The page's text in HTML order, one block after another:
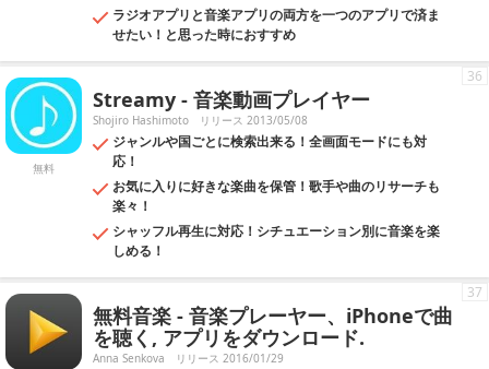
ラジオアプリと音楽アプリの両方を一つのアプリで済ま
せたい！と​思った時におすすめ
無料
Streamy - 音楽動画プレイヤー
Shojiro Hashimoto リリース 2013/05/08
ジャンルや国ごとに検索出来る！全画面モードにも対
応！
お気に入りに好きな楽曲を保管！歌手や曲のリサーチも
楽々！
シャッフル再生に対応！シチュエーション別に音楽を楽
しめる！
36
無料音楽 - 音楽プレーヤー、iPhoneで曲
を聴く, アプリをダウンロード.
Anna Senkova リリース 2016/01/29
37